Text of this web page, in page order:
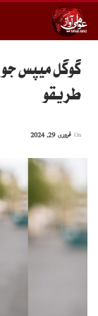
گوگل ميپس
طريقو
فروری 29, 2024